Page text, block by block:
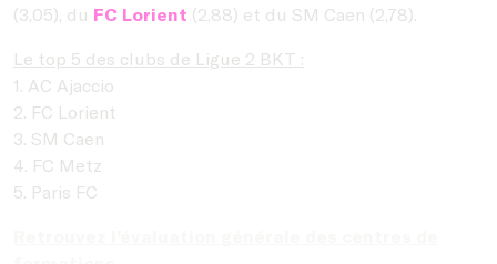
(3,05), du FC Lorient (2,88) et du SM Caen (2,78).
Le top 5 des clubs de Ligue 2 BKT :
1. AC Ajaccio
2. FC Lorient
3. SM Caen
4. FC Metz
5. Paris FC